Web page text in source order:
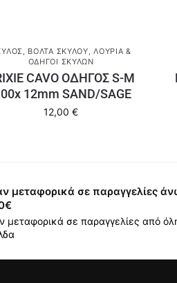
, ΒΌΛΤΑ ΣΚΎΛΟΥ,ΛΟΥΡΙΆ &
ΟΔΗΓΟΊ ΣΚΎΛΩΝ
CAVO ΟΔΗΓΟΣ S-M
12mm SAND/SAGE
12,00€
μεταφορικά σε παραγγελίες
μεταφορικά σε παραγγελίες από